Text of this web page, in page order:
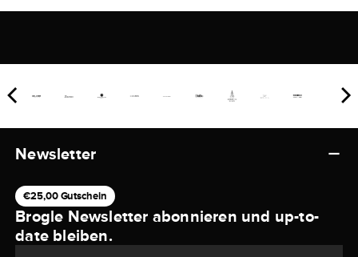
Newsletter
€25,00 Gutschein
Brogle Newsletter abonnieren und up-to-
date bleiben.